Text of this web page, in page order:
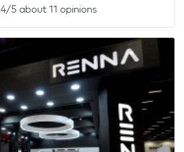
4/5 about 11 opinions